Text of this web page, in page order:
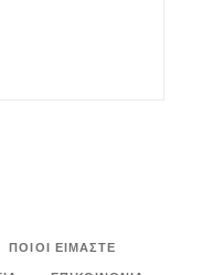
ΠΟΙΟΙ ΕΊΜΑΣΤΕ